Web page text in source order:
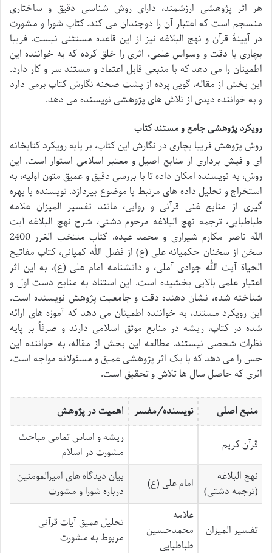
هر اثر پژوهشی ارزشمند، دارای روش شناسی دقیق و ساختاری
منسجم است که اعتبار آن را دوچندان می کند. کتاب شورا و مشورت
در آیینۀ قرآن و نهج البلاغه نیز از این قاعده مستثنی نیست. فریبا
بچاری با دقت و وسواس علمی، اثری را خلق کرده که به خواننده این
اطمینان را می دهد که با منبعی قابل اعتماد و مستند سر و کار دارد.
این بخش از مقاله، گویی پرده از پشت صحنه نگارش کتاب برمی دارد
و به خواننده دیدی از تلاش های پژوهشی نویسنده می دهد.
رویکرد پژوهشی جامع و مستند کتاب
روش پژوهش فریبا بچاری در نگارش این کتاب، بر پایه رویکرد کتابخانه
ای و فیش برداری از منابع اصیل و معتبر اسلامی استوار است. این
روش، به نویسنده امکان داده تا با بررسی دقیق و عمیق متون اولیه، به
استخراج و تحلیل داده های مرتبط با موضوع بپردازد. نویسنده با بهره
گیری از منابع غنی قرآنی و روایی، مانند تفسیر المیزان علامه
طباطبایی، ترجمه نهج البلاغه مرحوم دشتی، شرح نهج البلاغه آیت
الله ناصر مکارم شیرازی و محمد عبده، کتاب منتخب الغرر 2400
سخن از سخنان حکمیانه علی (ع) از فضل الله کمپانی، کتاب مفاتیح
الحیاة آیت الله جوادی آملی، و دانشنامه امام علی (ع)، به این اثر
اعتبار علمی بالایی بخشیده است. این استناد به منابع دست اول و
شناخته شده، نشان دهنده دقت و جامعیت پژوهش نویسنده است.
این رویکرد مستند، به خواننده اطمینان می دهد که آموزه های ارائه
شده در کتاب، ریشه در منابع موثق اسلامی دارند و صرفاً بر پایه
نظرات شخصی نیستند. مطالعه این بخش از مقاله، به خواننده این
حس را می دهد که با یک اثر پژوهشی عمیق و مسئولانه مواجه است،
اثری که حاصل سال ها تلاش و تحقیق است.
منبع اصلی نویسنده/مفسر اهمیت در پژوهش
قرآن کریم
ریشه و اساس تمامی مباحث
مشورت در اسلام
نهج البلاغه
(ترجمه دشتی)
امام علی (ع)
بیان دیدگاه های امیرالمومنین
درباره شورا و مشورت
تفسیر المیزان
علامه
محمدحسین
طباطبایی
تحلیل عمیق آیات قرآنی
مربوط به مشورت